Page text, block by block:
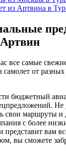
из Артвина в
все самые
самолет от
бюджетный
Не
свои маршруты и
с более
представит вам
вы сможете